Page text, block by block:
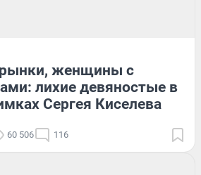
женщины с
лихие девяностые в
Сергея Киселева
60 506 116